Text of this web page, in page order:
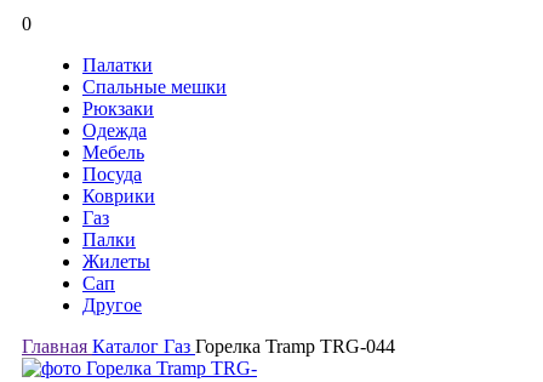
0
Палатки
Спальные мешки
Рюкзаки
Одежда
Мебель
Посуда
Коврики
Газ
Палки
Жилеты
Сап
Другое
Главная Каталог Газ Горелка Tramp TRG-044